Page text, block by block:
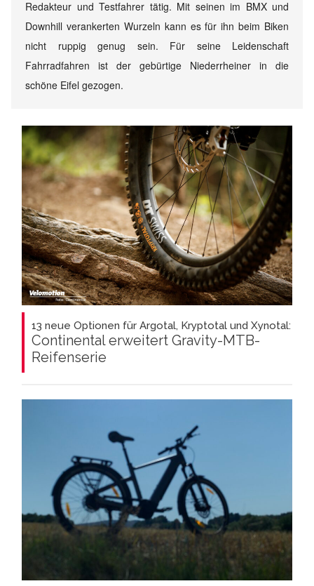
Redakteur und Testfahrer tätig. Mit seinen im BMX und
Downhill verankerten Wurzeln kann es für ihn beim Biken
nicht ruppig genug sein. Für seine Leidenschaft
Fahrradfahren ist der gebürtige Niederrheiner in die
schöne Eifel gezogen.
13 neue Optionen für Argotal, Kryptotal und Xynotal:
Continental erweitert Gravity-MTB-
Reifenserie